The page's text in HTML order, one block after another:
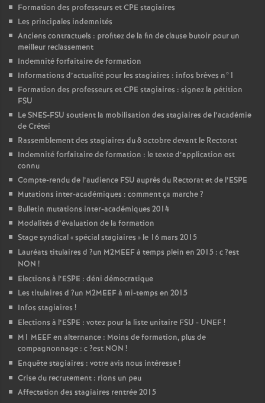
Formation des professeurs etCPE stagiaires
Les principales indemnités
Anciens contractuels : profitez de la fin de clause butoir pour un
meilleur reclassement
Indemnité forfaitaire de formation
Informations d’actualité pour les stagiaires : infos brèves n°1
Formation des professeurs etCPE stagiaires : signez la pétition
FSU
LeSNES-FSU soutient la mobilisation des stagiaires de l’académie
de Crétei
Rassemblement des stagiaires du 8 octobre devant le Rectorat
Indemnité forfaitaire de formation : le texte d’application est
connu
Compte-rendu de l’audience FSU auprès du Rectorat et de l’ESPE
Mutations inter-académiques : comment ça marche?
Bulletin mutations inter-académiques 2014
Modalités d’évaluation de la formation
Stage syndical «spécial stagiaires » le 16 mars 2015
Lauréats titulaires d ?un M2MEEFà temps plein en 2015 : c?est
NON !
Elections à l’ESPE : déni démocratique
Les titulaires d ?un M2MEEFà mi-temps en 2015
Infos stagiaires !
Elections à l’ESPE : votez pour la liste unitaire FSU - UNEF!
M1 MEEFen alternance : Moins de formation, plus de
compagnonnage : c?est NON !
Enquête stagiaires : votre avis nous intéresse!
Crise du recrutement : rions un peu
Affectation des stagiaires rentrée 2015